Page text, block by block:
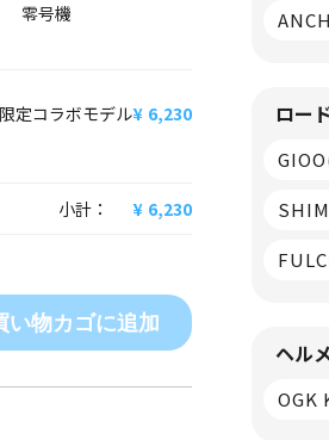
零号機
定コラボモデル
6,230
小計： 6,230
い物カゴに追加
ロー
ヘル
OGK